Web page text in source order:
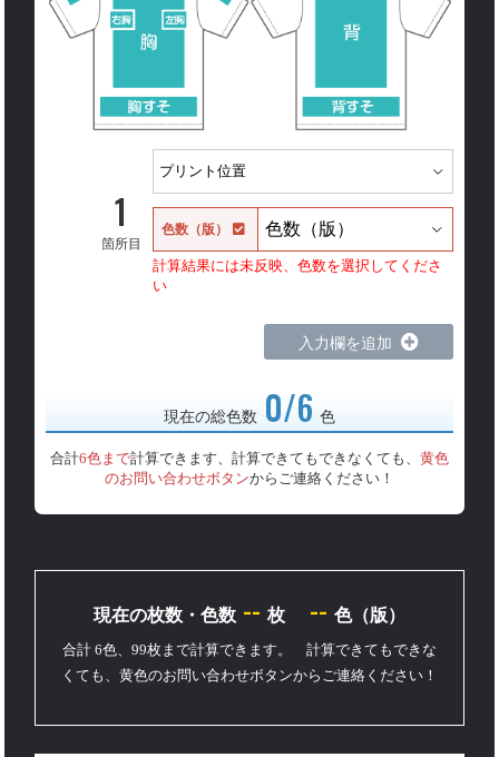
1
箇所目
色数（版）
計算結果には未反映、色数を選択してくださ
い
入力欄を追加
現在の総色数 0/6 色
合計6色まで計算できます、計算できてもできなくても、 黄色
のお問い合わせボタンからご連絡ください！
現在の枚数・色数 -- 枚 -- 色（版）
合計 6色、99枚まで計算できます。 計算できてもできな
くても、黄色のお問い合わせボタンからご連絡ください！